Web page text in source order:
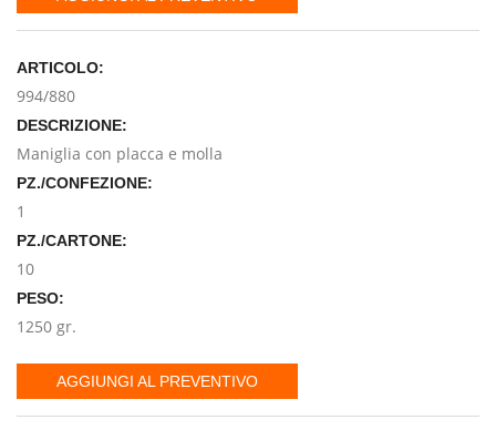
ARTICOLO:
994/880
DESCRIZIONE:
Maniglia con placca e molla
PZ./CONFEZIONE:
1
PZ./CARTONE:
10
PESO:
1250 gr.
AGGIUNGI AL PREVENTIVO